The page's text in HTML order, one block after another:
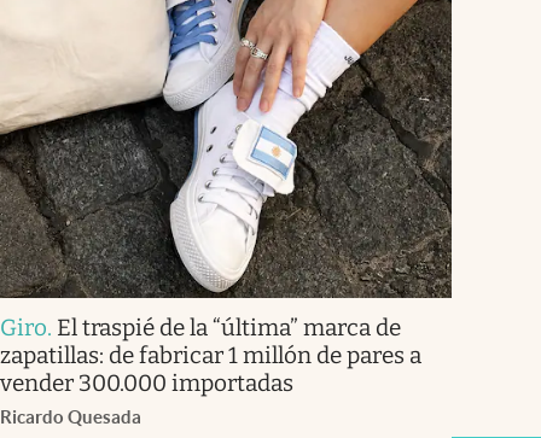
Giro. El traspié de la “última” marca de
zapatillas: de fabricar 1 millón de pares a
vender 300.000 importadas
Ricardo Quesada